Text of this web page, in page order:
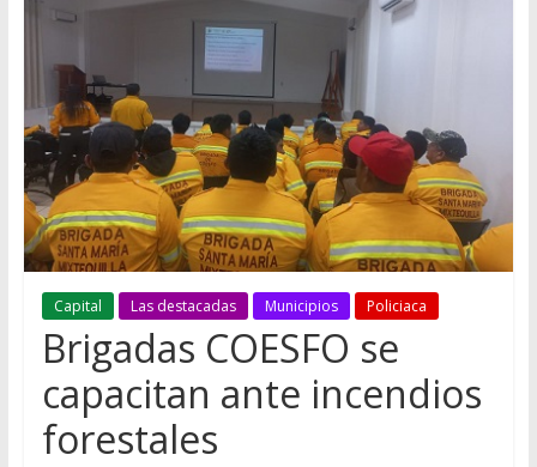
Capital Las destacadas Municipios Policiaca
Brigadas COESFO se
capacitan ante incendios
forestales